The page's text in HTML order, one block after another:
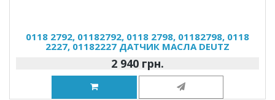
0118 2792, 01182792, 0118 2798, 01182798, 0118
2227, 01182227 ДАТЧИК МАСЛА DEUTZ
2 940 грн.